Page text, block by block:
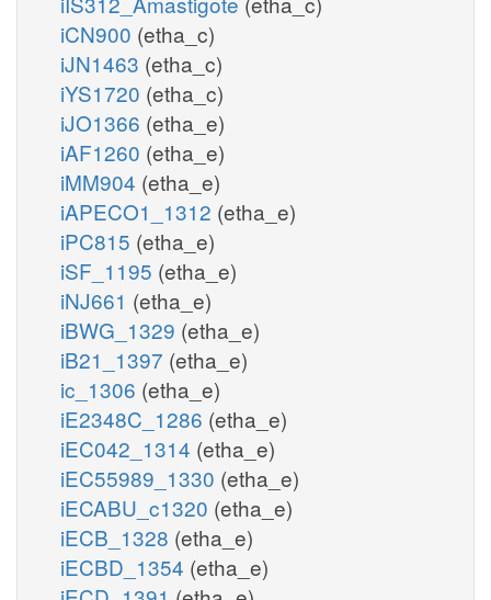
iCN900 (etha_c)
iJN1463 (etha_c)
iYS1720 (etha_c)
iJO1366 (etha_e)
iAF1260 (etha_e)
iMM904 (etha_e)
iAPECO1_1312 (etha_e)
iPC815 (etha_e)
iSF_1195 (etha_e)
iNJ661 (etha_e)
iBWG_1329 (etha_e)
iB21_1397 (etha_e)
ic_1306 (etha_e)
iE2348C_1286 (etha_e)
iEC042_1314 (etha_e)
iEC55989_1330 (etha_e)
iECABU_c1320 (etha_e)
iECB_1328 (etha_e)
iECBD_1354 (etha_e)